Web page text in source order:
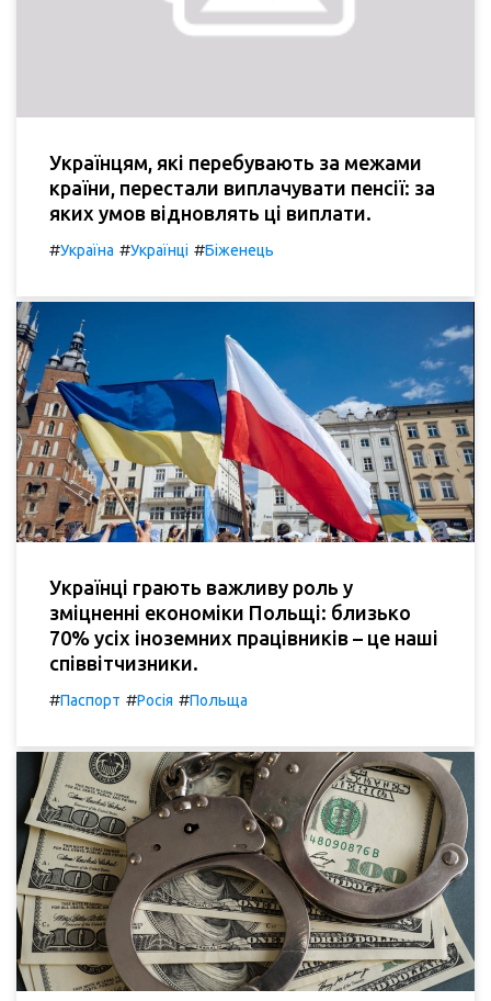
Українцям, які перебувають за межами
країни, перестали виплачувати пенсії: за
яких умов відновлять ці виплати.
#Україна #Українці #Біженець
Українці грають важливу роль у
зміцненні економіки Польщі: близько
70% усіх іноземних працівників – це наші
співвітчизники.
#Паспорт #Росія #Польща